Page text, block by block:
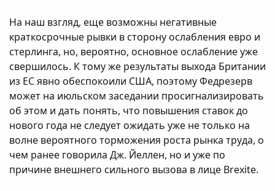
На наш взгляд, еще возможны негативные
краткосрочные рывки в сторону ослабления евро и
стерлинга, но, вероятно, основное ослабление уже
свершилось. К тому же результаты выхода Британии
из ЕС явно обеспокоили США, поэтому Федрезерв
может на июльском заседании просигнализировать
об этом и дать понять, что повышения ставок до
нового года не следует ожидать уже не только на
волне вероятного торможения роста рынка труда, о
чем ранее говорила Дж. Йеллен, но и уже по
причине внешнего сильного вызова в лице Brexite.